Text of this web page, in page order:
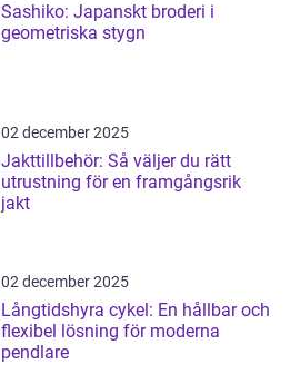
Sashiko: Japanskt broderi i
geometriska stygn
02 december 2025
Jakttillbehör: Så väljer du rätt
utrustning för en framgångsrik
jakt
02 december 2025
Långtidshyra cykel: En hållbar och
flexibel lösning för moderna
pendlare